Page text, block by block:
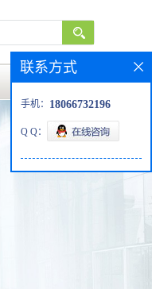
联系方式
手机： 18066732196
Q Q：